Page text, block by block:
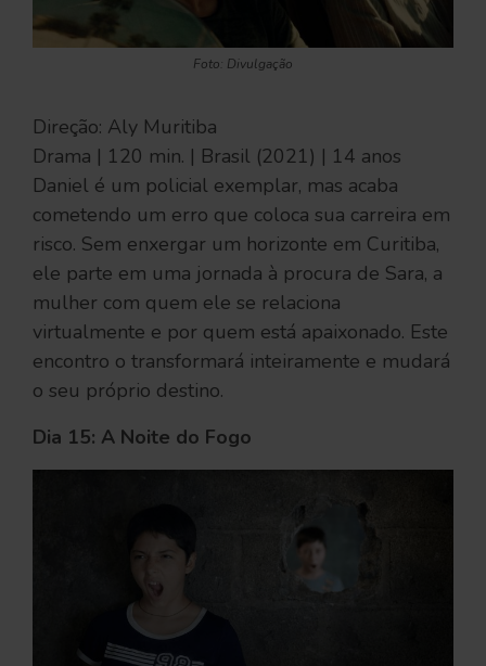
Foto: Divulgação
Direção: Aly Muritiba
Drama | 120 min. | Brasil (2021) | 14 anos
Daniel é um policial exemplar, mas acaba
cometendo um erro que coloca sua carreira em
risco. Sem enxergar um horizonte em Curitiba,
ele parte em uma jornada à procura de Sara, a
mulher com quem ele se relaciona
virtualmente e por quem está apaixonado. Este
encontro o transformará inteiramente e mudará
o seu próprio destino.
Dia 15: A Noite do Fogo